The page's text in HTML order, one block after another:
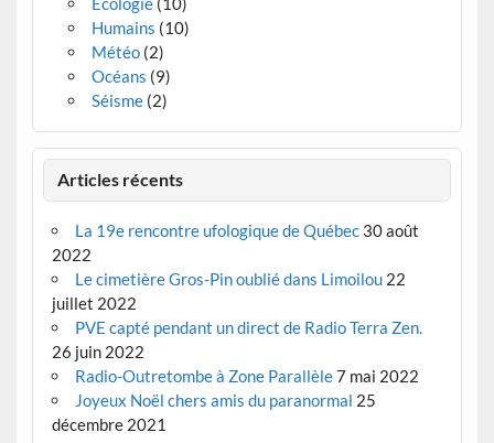
Humains (10)
Météo(2)
Océans (9)
Séisme(2)
Articles récents
La 19e rencontre ufologique de Québec 30 août
2022
Le cimetière Gros-Pin oublié dans Limoilou 22
juillet 2022
PVE capté pendant un direct de Radio Terra Zen.
26 juin 2022
Radio-Outretombe à Zone Parallèle7 mai 2022
Joyeux Noël chers amis du paranormal 25
décembre 2021